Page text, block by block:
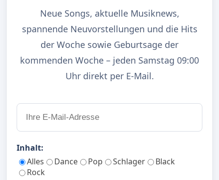
Neue Songs, aktuelle Musiknews,
spannende Neuvorstellungen und die Hits
der Woche sowie Geburtsage der
kommenden Woche – jeden Samstag 09:00
Uhr direkt per E-Mail.
Inhalt:
Alles
Dance Pop Schlager
Black
Rock